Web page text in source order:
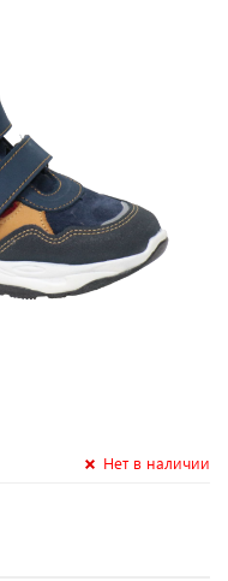
Нет в наличии